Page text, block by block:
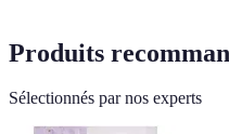
Produits
Sélectionnés par nos experts